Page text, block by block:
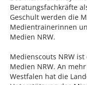
Beratungsfachkräfte
Geschult werden die
Medientrainerinnen
Medien NRW.
Medienscouts NRW
Medien NRW. An
Westfalen hat die